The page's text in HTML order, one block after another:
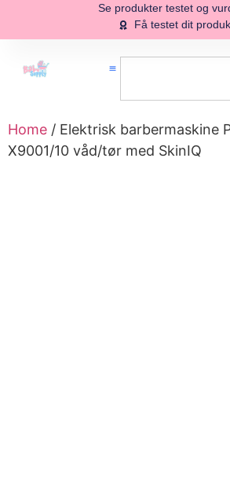
Se produkter testet og
Få testet dit
Home / Elektrisk barbermaskine
X9001/10 våd/tør med SkinIQ